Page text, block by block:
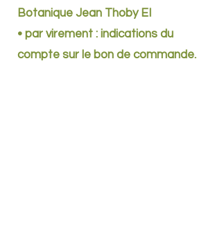
Botanique Jean Thoby EI
• par virement : indications du
compte sur le bon de commande.